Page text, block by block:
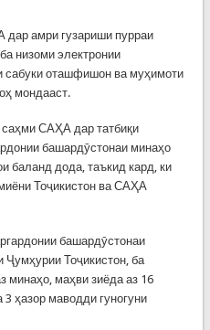
дар амри гузариши пурраи
низоми электронии
сабуки оташфишон ва муҳимоти
мондааст.
САҲА дар татбиқи
башардӯстонаи минаҳо
баланд дода, таъкид кард, ки
Тоҷикистон ва САҲА
башардӯстонаи
Тоҷикистон, ба
минаҳо, маҳви зиёда аз 16
ҳазор маводди гуногуни